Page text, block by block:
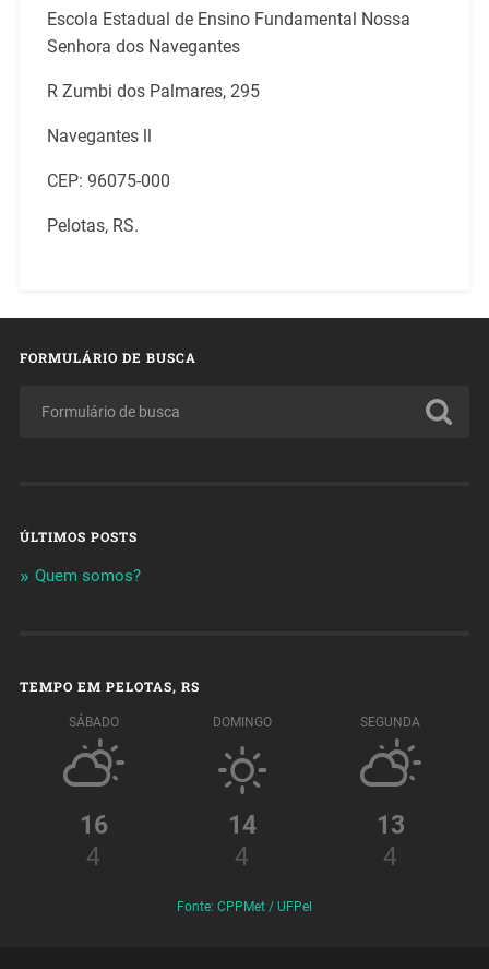
Escola Estadual de Ensino Fundamental Nossa
Senhora dos Navegantes
R Zumbi dos Palmares, 295
Navegantes ll
CEP: 96075-000
Pelotas, RS.
FORMULÁRIO DE BUSCA
ÚLTIMOS POSTS
Quem somos?
TEMPO EM PELOTAS, RS
SÁBADO
16
4
DOMINGO
14
4
SEGUNDA
13
4
Fonte: CPPMet / UFPel